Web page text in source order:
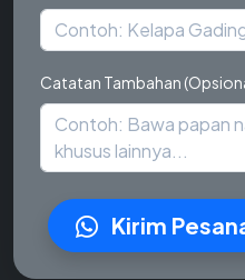
Catatan Tambahan
Kirim